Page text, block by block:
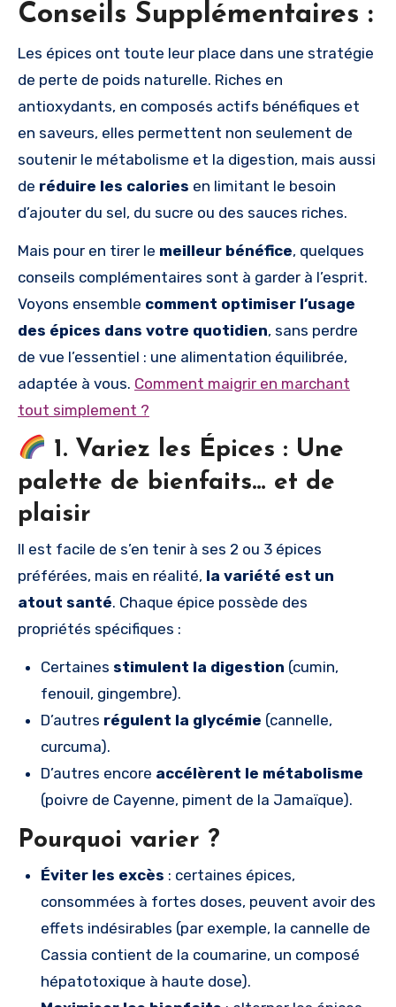
Conseils Supplémentaires :
Les épices ont toute leur place dans une stratégie
de perte de poids naturelle. Riches en
antioxydants, en composés actifs bénéfiques et
en saveurs, elles permettent non seulement de
soutenir le métabolisme et la digestion, mais aussi
de réduire les calories en limitant le besoin
d’ajouter du sel, du sucre ou des sauces riches.
Mais pour en tirer le meilleur bénéfice, quelques
conseils complémentaires sont à garder à l’esprit.
Voyons ensemble comment optimiser l’usage
des épices dans votre quotidien, sans perdre
de vue l’essentiel : une alimentation équilibrée,
adaptée à vous. Comment maigrir en marchant
tout simplement ?
1. Variez les Épices : Une
palette de bienfaits… et de
plaisir
Il est facile de s’en tenir à ses 2 ou 3 épices
préférées, mais en réalité, la variété est un
atout santé. Chaque épice possède des
propriétés spécifiques :
Certaines stimulent la digestion (cumin,
fenouil, gingembre).
D’autres régulent la glycémie (cannelle,
curcuma).
D’autres encore accélèrent le métabolisme
(poivre de Cayenne, piment de la Jamaïque).
Pourquoi varier ?
Éviter les excès : certaines épices,
consommées à fortes doses, peuvent avoir des
effets indésirables (par exemple, la cannelle de
Cassia contient de la coumarine, un composé
hépatotoxique à haute dose).